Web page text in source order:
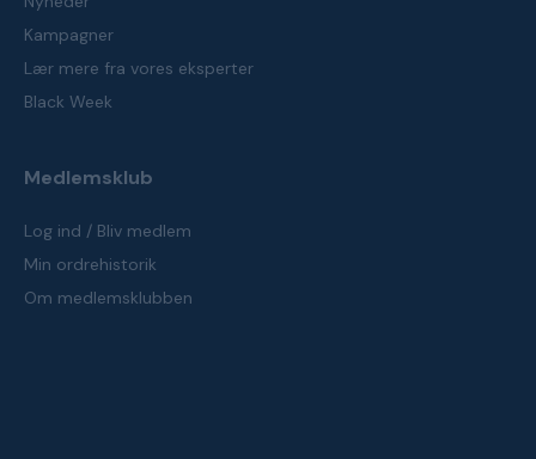
Kampagner
Lær mere fra vores eksperter
Black Week
Medlemsklub
Log ind / Bliv medlem
Min ordrehistorik
Om medlemsklubben